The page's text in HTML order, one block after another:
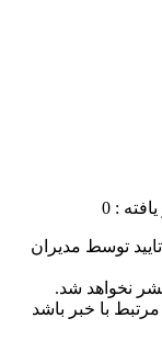
: 0
توسط مدیران
نخواهد شد.
با خبر باشد